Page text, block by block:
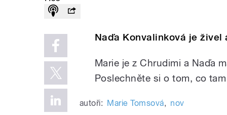
Naďa Konvalinková je živel
Marie je z Chrudimi a Naďa
Poslechněte si o tom, co
autoři: Marie Tomsová, nov